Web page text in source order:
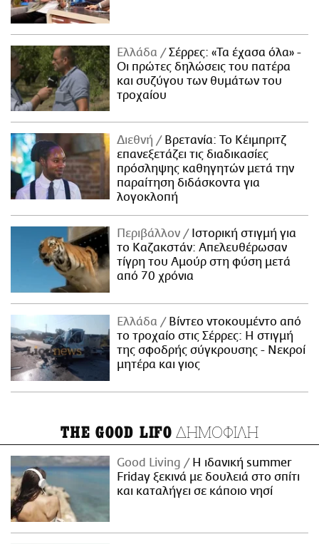
Ελλάδα
Σέρρες: «Τα έχασα όλα» -
Οι πρώτες δηλώσεις του πατέρα
και συζύγου των θυμάτων του
τροχαίου
Διεθνή
Βρετανία: Το Κέιμπριτζ
επανεξετάζει τις διαδικασίες
πρόσληψης καθηγητών μετά την
παραίτηση διδάσκοντα για
λογοκλοπή
Περιβάλλον
Ιστορική στιγμή για
το Καζακστάν: Απελευθέρωσαν
τίγρη του Αμούρ στη φύση μετά
από 70 χρόνια
Ελλάδα
Βίντεο ντοκουμέντο από
το τροχαίο στις Σέρρες: Η στιγμή
της σφοδρής σύγκρουσης - Νεκροί
μητέρα και γιος
THE GOOD LIFO ΔΗΜΟΦΙΛΗ
Good Living
Η ιδανική summer
Friday ξεκινά με δουλειά στο σπίτι
και καταλήγει σε κάποιο νησί